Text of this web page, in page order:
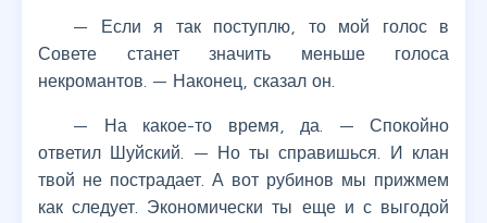
— Если я так поступлю, то мой голос в
Совете станет значить меньше голоса
некромантов. — Наконец, сказал он.
— На какое-то время, да. — Спокойно
ответил Шуйский. — Но ты справишься. И клан
твой не пострадает. А вот рубинов мы прижмем
как следует. Экономически ты еще и с выгодой